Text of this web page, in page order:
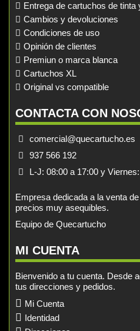
Entrega de cartuchos de tinta
Cambios y devoluciones
Condiciones de uso
Opinión de clientes
Premiun o marca blanca
Cartuchos XL
Original vs compatible
CONTACTA CON
comercial@quecartucho.es
937 566 192
L-J: 08:00 a 17:00 y
Empresa dedicada a la venta
precios muy asequibles.
Equipo de Quecartucho
MI CUENTA
Bienvenido a tu cuenta. Desde
tus direcciones y pedidos.
Mi Cuenta
Identidad